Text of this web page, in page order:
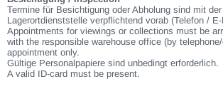
Termine für Besichtigung oder Abholung sind mit
Lagerortdienststelle verpflichtend vorab (Telefon /
Appointments for viewings or collections must be
with the responsible warehouse office (by
appointment only.
Gültige Personalpapiere sind unbedingt erforderlich.
A valid ID-card must be present.